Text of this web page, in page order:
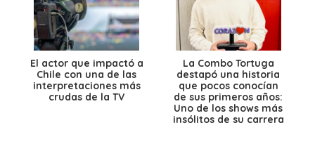
El actor que impactó a
Chile con una de las
interpretaciones más
crudas de la TV
La Combo Tortuga
destapó una historia
que pocos conocían
de sus primeros años:
Uno de los shows más
insólitos de su carrera